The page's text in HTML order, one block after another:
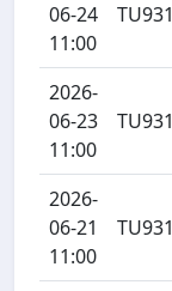
06-24
11:00
TU931
2026-
06-23
11:00
TU931
2026-
06-21
11:00
TU931